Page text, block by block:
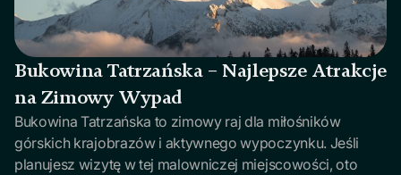
Bukowina Tatrzańska – Najlepsze Atrakcje
na Zimowy Wypad
Bukowina Tatrzańska to zimowy raj dla miłośników
górskich krajobrazów i aktywnego wypoczynku. Jeśli
planujesz wizytę w tej malowniczej miejscowości, oto